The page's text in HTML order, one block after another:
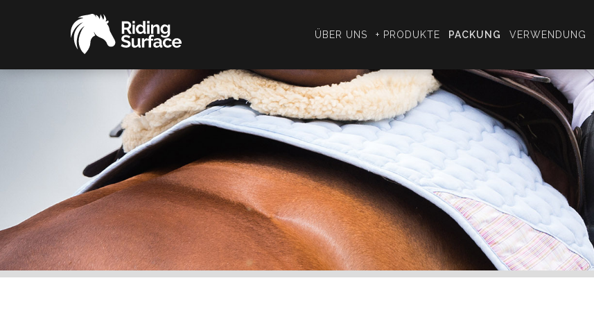
ÜBER UNS + PRODUKTE PACKUNG VERWENDUNG